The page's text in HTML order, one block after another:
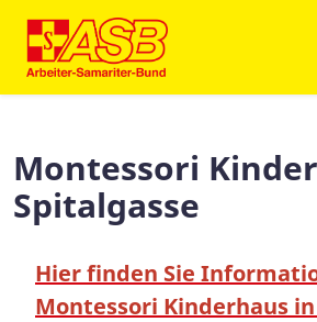
Montessori
Spitalgasse
Hier finden Sie
Montessori Kinderhaus